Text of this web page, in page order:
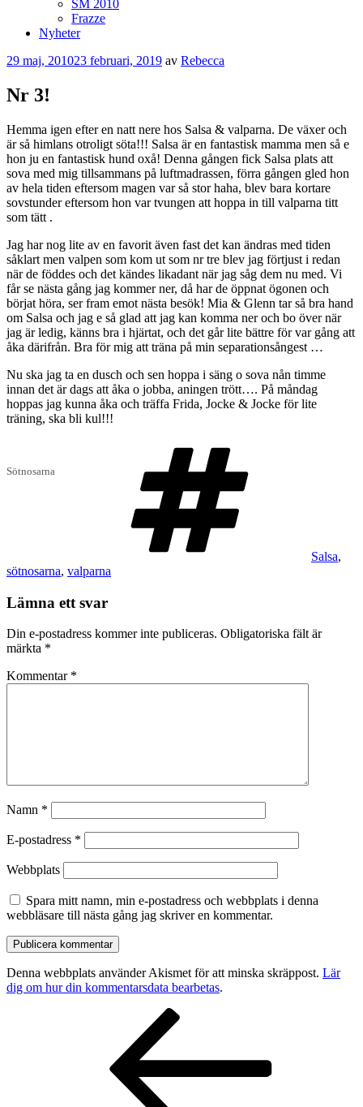
SM 2010
Frazze
Nyheter
Publicerat
29 maj, 201023 februari, 2019 av Rebecca
Nr 3!
Hemma igen efter en natt nere hos Salsa & valparna. De växer och
är så himlans otroligt söta!!! Salsa är en fantastisk mamma men så e
hon ju en fantastisk hund oxå! Denna gången fick Salsa plats att
sova med mig tillsammans på luftmadrassen, förra gången gled hon
av hela tiden eftersom magen var så stor haha, blev bara kortare
sovstunder eftersom hon var tvungen att hoppa in till valparna titt
som tätt .
Jag har nog lite av en favorit även fast det kan ändras med tiden
såklart men valpen som kom ut som nr tre blev jag förtjust i redan
när de föddes och det kändes likadant när jag såg dem nu med. Vi
får se nästa gång jag kommer ner, då har de öppnat ögonen och
börjat höra, ser fram emot nästa besök! Mia & Glenn tar så bra hand
om Salsa och jag e så glad att jag kan komma ner och bo över när
jag är ledig, känns bra i hjärtat, och det går lite bättre för var gång att
åka därifrån. Bra för mig att träna på min separationsångest …
Nu ska jag ta en dusch och sen hoppa i säng o sova nån timme
innan det är dags att åka o jobba, aningen trött…. På måndag
hoppas jag kunna åka och träffa Frida, Jocke & Jocke för lite
träning, ska bli kul!!!
Sötnosarna
Salsa,
sötnosarna, valparna
Lämna ett svar
Din e-postadress kommer inte publiceras. Obligatoriska fält är
märkta *
Kommentar *
Namn *
E-postadress *
Webbplats
Spara mitt namn, min e-postadress och webbplats i denna
webbläsare till nästa gång jag skriver en kommentar.
Denna webbplats använder Akismet för att minska skräppost. Lär
dig om hur din kommentarsdata bearbetas.
Inläggsnavigering